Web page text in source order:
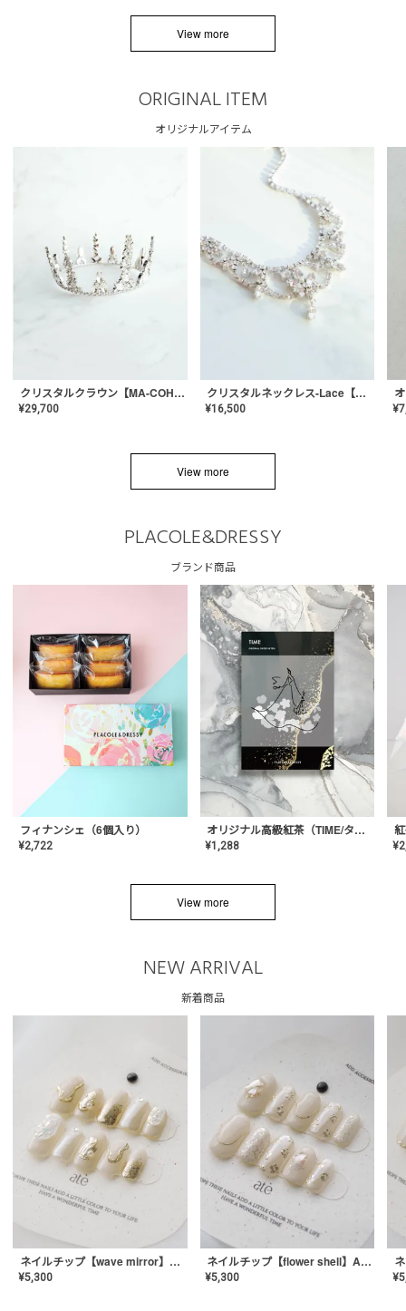
View more
ORIGINAL ITEM
オリジナルアイテム
クリスタルクラウン【MA-COHD-01】韓国風クラウン/ウェディングクラウン/ティアラ
¥29,700
クリスタルネックレス-Lace【MA-CONL-02】
¥16,500 ¥
View more
PLACOLE&DRESSY
ブランド商品
フィナンシェ（6個入り）
¥2,722
オリジナル高級紅茶（TIME/タイム）【ギフト/プチギフト/プレゼント/内祝い/結婚式/オリジナル配合/高品質/ハーブティー/茶葉/記念日/お返し/手土産/美容/おしゃれ】
¥1,288 ¥
View more
NEW ARRIVAL
新着商品
ネイルチップ【wave mirror】AE-CONA-04
¥5,300
ネイルチップ【flower shell】AE-CONA-03
¥5,300 ¥